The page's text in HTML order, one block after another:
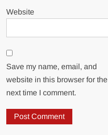
Website
Save my name, email, and
website in this browser for the
next time I comment.